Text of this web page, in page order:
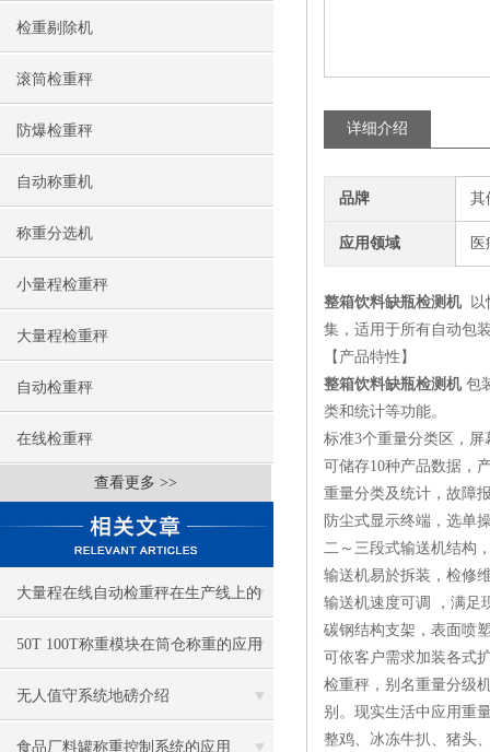
检重剔除机
滚筒检重秤
防爆检重秤
自动称重机
称重分选机
小量程检重秤
大量程检重秤
自动检重秤
在线检重秤
查看更多 >>
大量程在线自动检重秤在生产线上的
关键作用
50T 100T称重模块在筒仓称重的应用
无人值守系统地磅介绍
食品厂料罐称重控制系统的应用
详细介绍
品牌 其
应用领域
整箱饮料缺瓶检测机以
集，适用于所有自动包
【产品特性】
整箱饮料缺瓶检测机包
类和统计等功能。
标准3个重量分类区，屏
可储存10种产品数据，
重量分类及统计，故障
防尘式显示终端，选单
二～三段式输送机结构
输送机易於拆装，检修
输送机速度可调 ，满足
碳钢结构支架，表面喷
可依客户需求加装各式
检重秤，别名重量分级
别。现实生活中应用重
整鸡、冰冻牛扒、猪头